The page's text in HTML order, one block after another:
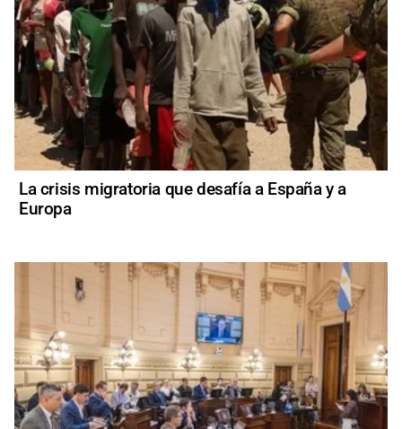
La crisis migratoria que desafía a España y a
Europa